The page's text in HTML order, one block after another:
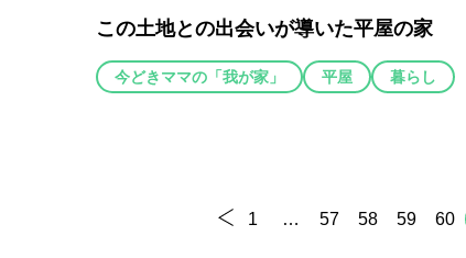
この土地との出会いが導いた平屋の家
今どきママの「我が家」 平屋 暮らし
1 … 57 58 59 60